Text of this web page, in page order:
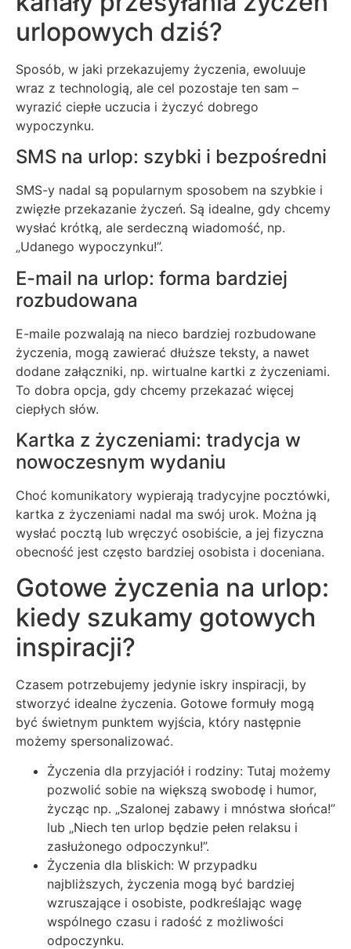
urlopowych dziś?
Sposób, w jaki przekazujemy życzenia, ewoluuje
wraz z technologią, ale cel pozostaje ten sam –
wyrazić ciepłe uczucia i życzyć dobrego
wypoczynku.
SMS na urlop: szybki i bezpośredni
SMS-y nadal są popularnym sposobem na szybkie i
zwięzłe przekazanie życzeń. Są idealne, gdy chcemy
wysłać krótką, ale serdeczną wiadomość, np.
„Udanego wypoczynku!”.
E-mail na urlop: forma bardziej
rozbudowana
E-maile pozwalają na nieco bardziej rozbudowane
życzenia, mogą zawierać dłuższe teksty, a nawet
dodane załączniki, np. wirtualne kartki z życzeniami.
To dobra opcja, gdy chcemy przekazać więcej
ciepłych słów.
Kartka z życzeniami: tradycja w
nowoczesnym wydaniu
Choć komunikatory wypierają tradycyjne pocztówki,
kartka z życzeniami nadal ma swój urok. Można ją
wysłać pocztą lub wręczyć osobiście, a jej fizyczna
obecność jest często bardziej osobista i doceniana.
Gotowe życzenia na urlop:
kiedy szukamy gotowych
inspiracji?
Czasem potrzebujemy jedynie iskry inspiracji, by
stworzyć idealne życzenia. Gotowe formuły mogą
być świetnym punktem wyjścia, który następnie
możemy spersonalizować.
Życzenia dla przyjaciół i rodziny: Tutaj możemy
pozwolić sobie na większą swobodę i humor,
życząc np. „Szalonej zabawy i mnóstwa słońca!”
lub „Niech ten urlop będzie pełen relaksu i
zasłużonego odpoczynku!”.
Życzenia dla bliskich: W przypadku
najbliższych, życzenia mogą być bardziej
wzruszające i osobiste, podkreślając wagę
wspólnego czasu i radość z możliwości
odpoczynku.